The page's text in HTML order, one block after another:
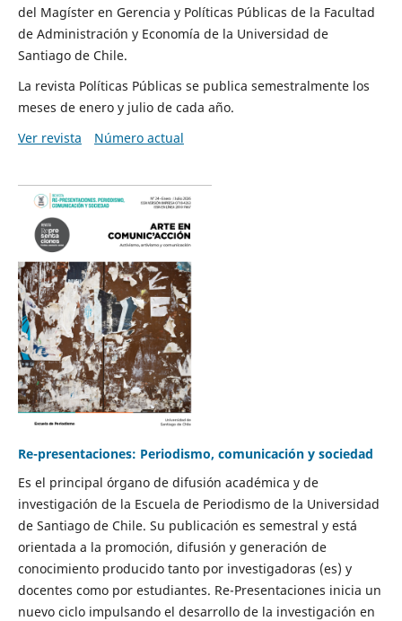
del Magíster en Gerencia y Políticas Públicas de la Facultad
de Administración y Economía de la Universidad de
Santiago de Chile.
La revista Políticas Públicas se publica semestralmente los
meses de enero y julio de cada año.
Ver revista
Número actual
Re-presentaciones: Periodismo, comunicación y sociedad
Es el principal órgano de difusión académica y de
investigación de la Escuela de Periodismo de la Universidad
de Santiago de Chile. Su publicación es semestral y está
orientada a la promoción, difusión y generación de
conocimiento producido tanto por investigadoras (es) y
docentes como por estudiantes. Re-Presentaciones inicia un
nuevo ciclo impulsando el desarrollo de la investigación en